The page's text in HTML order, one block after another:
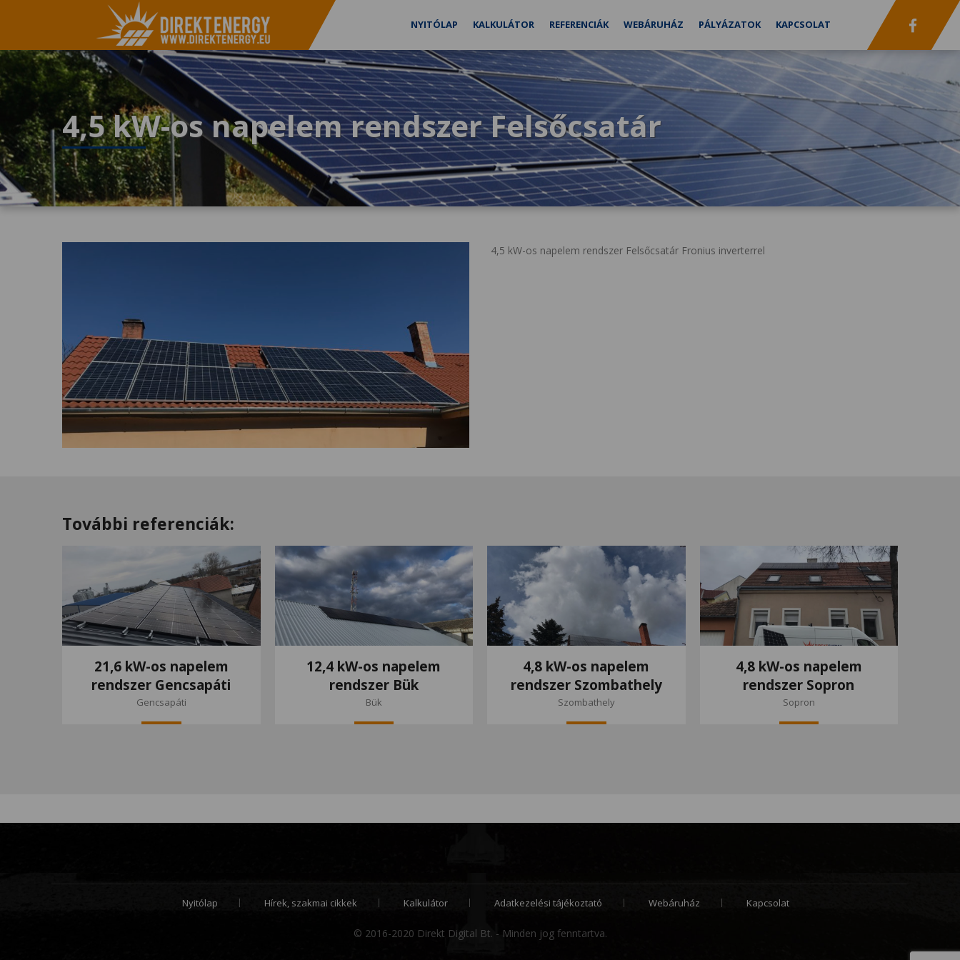
NYITÓLAP KALKULÁTOR REFERENCIÁK WEBÁRUHÁZ PÁLYÁZATOK KAPCSOLAT
4,5 kW-os napelem rendszer Felsőcsatár
4,5 kW-os napelem rendszer Felsőcsatár Fronius inverterrel
További referenciák:
21,6 kW-os napelem
rendszer Gencsapáti
Gencsapáti
12,4 kW-os napelem
rendszer Bük
Bük
4,8 kW-os napelem
rendszer Szombathely
Szombathely
4,8 kW-os napelem
rendszer Sopron
Sopron
Nyitólap Hírek, szakmai cikkek Kalkulátor Adatkezelési tájékoztató Webáruház Kapcsolat
© 2016-2020 Direkt Digital Bt. - Minden jog fenntartva.